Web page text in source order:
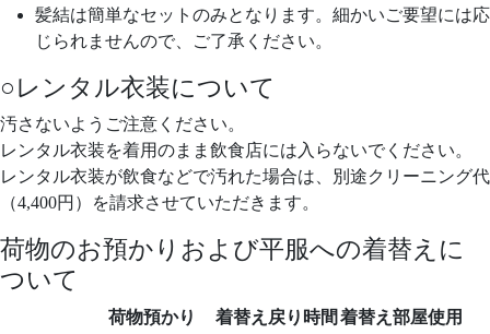
髪結は簡単なセットのみとなります。細かいご要望には応
じられませんので、ご了承ください。
○レンタル衣装について
汚さないようご注意ください。
レンタル衣装を着用のまま飲食店には入らないでください。
レンタル衣装が飲食などで汚れた場合は、別途クリーニング代
（4,400円）を請求させていただきます。
荷物のお預かりおよび平服への着替えに
ついて
荷物預かり 着替え戻り時間 着替え部屋使用